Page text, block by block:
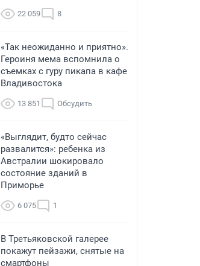
22 059 8
«Так неожиданно и приятно».
Героиня мема вспомнила о
съемках с гуру пикапа в кафе
Владивостока
13 851 Обсудить
«Выглядит, будто сейчас
развалится»: ребенка из
Австралии шокировало
состояние зданий в
Приморье
6 075 1
В Третьяковской галерее
покажут пейзажи, снятые на
смартфоны